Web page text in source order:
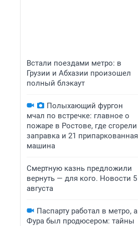
Встали поездами метро: в
Грузии и Абхазии произошел
полный блэкаут
Полыхающий фургон
мчал по встречке: главное о
пожаре в Ростове, где сгорели
заправка и 21 припаркованная
машина
Смертную казнь предложили
вернуть — для кого. Новости 5
августа
Паспарту работал в метро, а
Фура был продюсером: тайны